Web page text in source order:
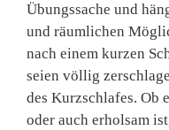
Übungssache und
und räumlichen
nach einem kurzen
seien völlig
des Kurzschlafes. Ob
oder auch erholsam